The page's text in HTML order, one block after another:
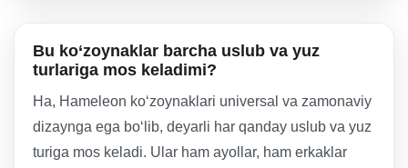
Bu ko‘zoynaklar barcha uslub va yuz
turlariga mos keladimi?
Ha, Hameleon ko‘zoynaklari universal va zamonaviy
dizaynga ega bo‘lib, deyarli har qanday uslub va yuz
turiga mos keladi. Ular ham ayollar, ham erkaklar